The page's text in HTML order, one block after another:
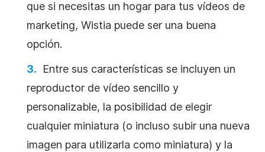
que si necesitas un hogar para tus vídeos de
marketing, Wistia puede ser una buena
opción.
Entre sus características se incluyen un
reproductor de vídeo sencillo y
personalizable, la posibilidad de elegir
cualquier miniatura (o incluso subir una nueva
imagen para utilizarla como miniatura) y la